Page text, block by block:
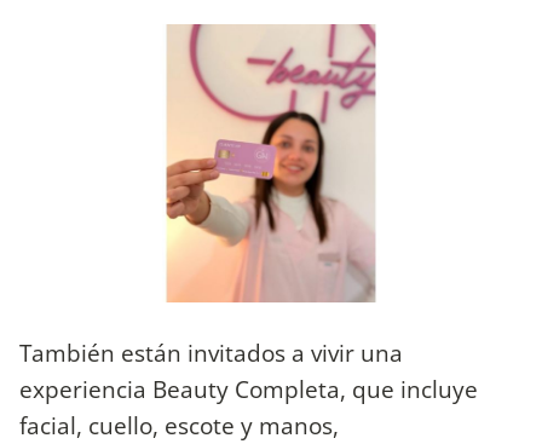
También están invitados a vivir una
experiencia Beauty Completa, que incluye
facial, cuello, escote y manos,